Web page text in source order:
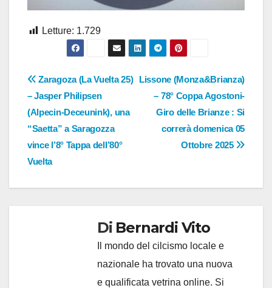
Letture: 1.729
Navigazione
articoli
Lissone (Monza&Brianza)
– 78° Coppa Agostoni-
Giro delle Brianze : Si
correrà domenica 05
Ottobre 2025
Zaragoza (La Vuelta 25)
– Jasper Philipsen
(Alpecin-Deceunink), una
“Saetta” a Saragozza
vince l’8° Tappa dell’80°
Vuelta
Di Bernardi Vito
Il mondo del cilcismo locale e
nazionale ha trovato una nuova
e qualificata vetrina online. Si